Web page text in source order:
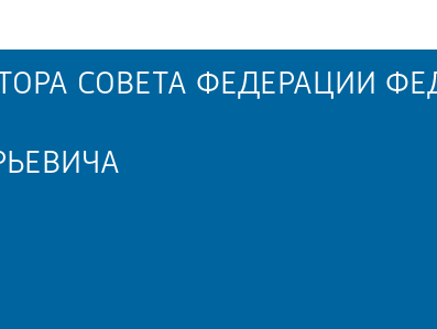
СОВЕТА ФЕДЕРАЦИИ